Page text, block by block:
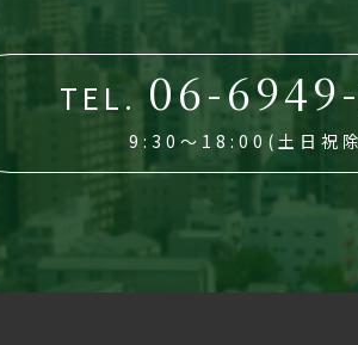
TEL. 06-
9:30～18:00(土日祝